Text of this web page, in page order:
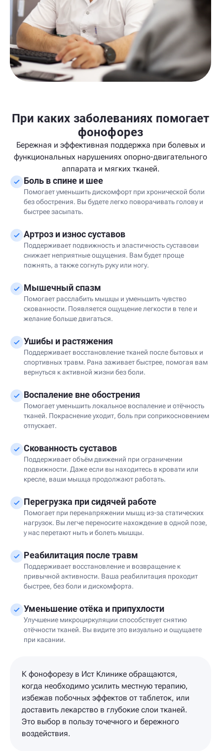
При каких заболеваниях помогает
фонофорез
Бережная и эффективная поддержка при болевых и
функциональных нарушениях опорно-двигательного
аппарата и мягких тканей.
Боль в спине и шее
Помогает уменьшить дискомфорт при хронической боли
без обострения. Вы будете легко поворачивать голову и
быстрее засыпать.
Артроз и износ суставов
Поддерживает подвижность и эластичность суставови
снижает неприятные ощущения. Вам будет проще
пожнять, а также согнуть руку или ногу.
Мышечный спазм
Помогает расслабить мышцы и уменьшить чувство
скованности. Появляется ощущение легкости в теле и
желание больше двигаться.
Ушибы и растяжения
Поддерживает восстановление тканей после бытовых и
спортивных травм. Рана заживает быстрее, помогая вам
вернуться к активной жизни без боли.
Воспаление вне обострения
Помогает уменьшить локальное воспаление и отёчность
тканей. Покраснение уходит, боль при соприкосновением
отпускает.
Скованность суставов
Поддерживает объём движений при ограничении
подвижности. Даже если вы находитесь в кровати или
кресле, ваши мышца продолжают работать.
Перегрузка при сидячей работе
Помогает при перенапряжении мышц из-за статических
нагрузок. Вы легче переносите нахождение в одной позе,
у нас перетают ныть и болеть мышцы.
Реабилитация после травм
Поддерживает восстановление и возвращение к
привычной активности. Ваша реабилитация проходит
быстрее, без боли и дискомфорта.
Уменьшение отёка и припухлости
Улучшение микроциркуляции способствует снятию
отёчности тканей. Вы видите это визуально и ощущаете
при касании.
К фонофорезу в Ист Клинике обращаются,
когда необходимо усилить местную терапию,
избежав побочных эффектов от таблеток, или
доставить лекарство в глубокие слои тканей.
Это выбор в пользу точечного и бережного
воздействия.